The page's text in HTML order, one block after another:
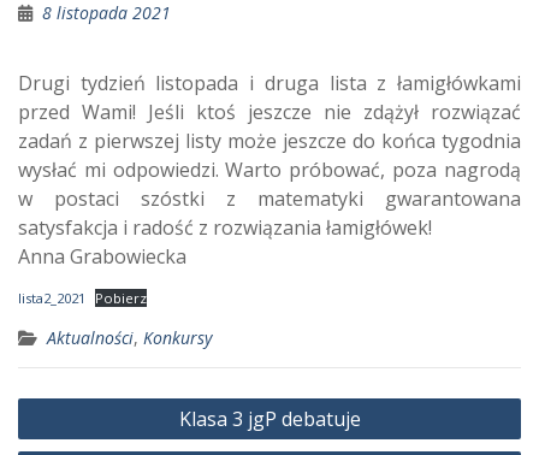
8 listopada 2021
Drugi tydzień listopada i druga lista z łamigłówkami
przed Wami! Jeśli ktoś jeszcze nie zdążył rozwiązać
zadań z pierwszej listy może jeszcze do końca tygodnia
wysłać mi odpowiedzi. Warto próbować, poza nagrodą
w postaci szóstki z matematyki gwarantowana
satysfakcja i radość z rozwiązania łamigłówek!
Anna Grabowiecka
lista2_2021 Pobierz
Aktualności, Konkursy
Nawigacja
wpisu
Klasa 3 jgP debatuje